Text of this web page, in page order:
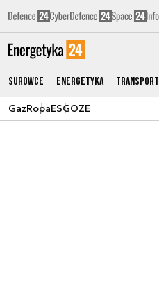
Surowce Energetyka Transport
GazRopaESGOZE